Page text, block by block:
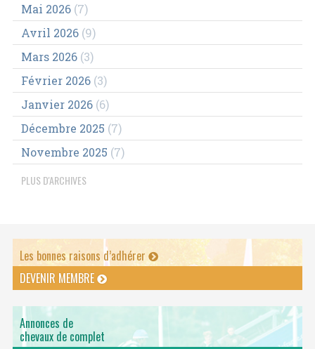
Mai 2026(7)
Avril 2026(9)
Mars 2026(3)
Février 2026(3)
Janvier 2026(6)
Décembre 2025 (7)
Novembre 2025 (7)
PLUS D'ARCHIVES
Les bonnes raisons d’adhérer
DEVENIR MEMBRE
Annonces de
chevaux de complet